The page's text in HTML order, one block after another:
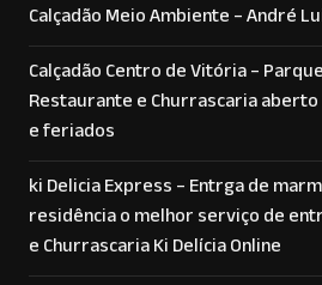
Calçadão Meio Ambiente – André
Calçadão Centro de Vitória –
Restaurante e Churrascaria
e feriados
ki Delicia Express – Entrga de
residência o melhor serviço de
e Churrascaria Ki Delícia Online